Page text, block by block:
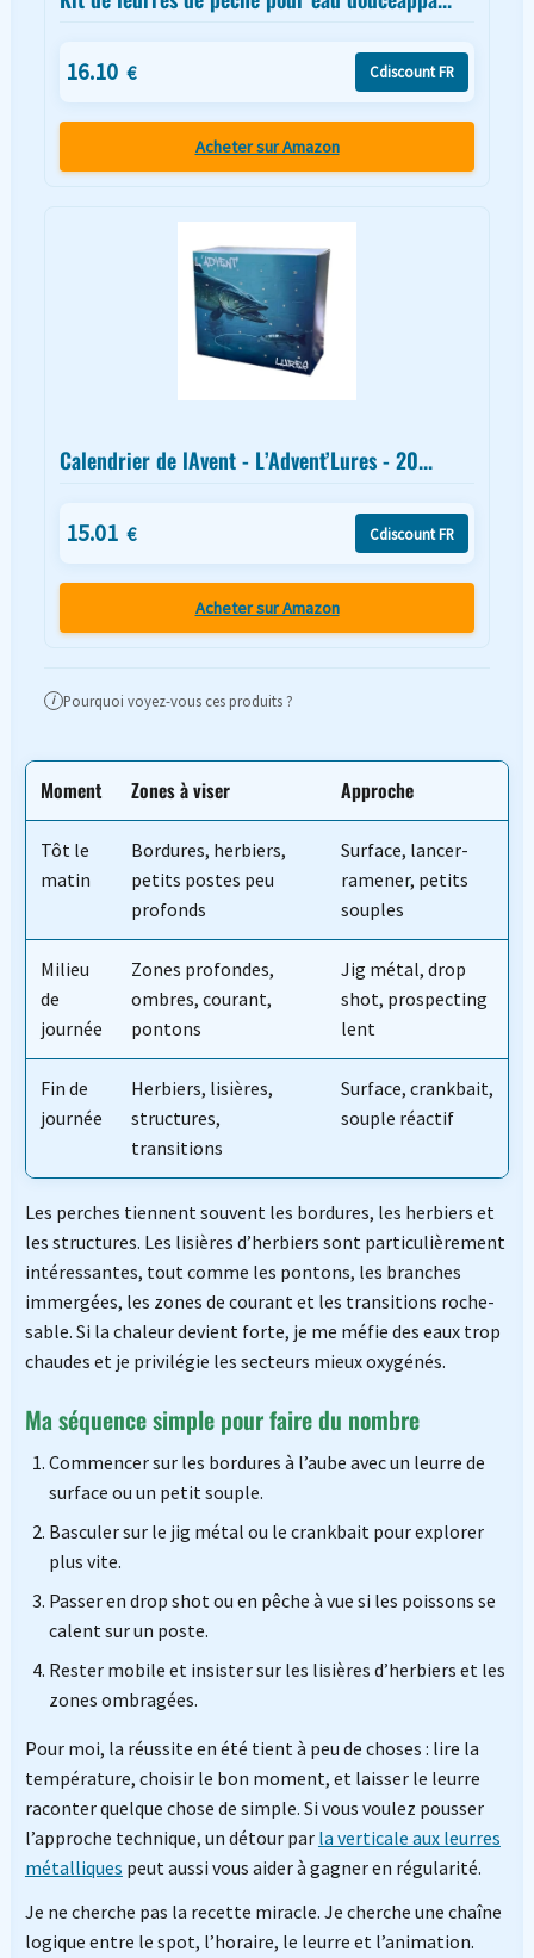
16.10 € Cdiscount FR
Acheter sur Amazon
Calendrier de lAvent - L’Advent’Lures - 20...
15.01 € Cdiscount FR
Acheter sur Amazon
i Pourquoi voyez-vous ces produits ?
Moment Zones à viser Approche
Tôt le
matin
Bordures, herbiers,
petits postes peu
profonds
Surface, lancer-
ramener, petits
souples
Milieu
de
journée
Zones profondes,
ombres, courant,
pontons
Jig métal, drop
shot, prospecting
lent
Fin de
journée
Herbiers, lisières,
structures,
transitions
Surface, crankbait,
souple réactif
Les perches tiennent souvent les bordures, les herbiers et
les structures. Les lisières d’herbiers sont particulièrement
intéressantes, tout comme les pontons, les branches
immergées, les zones de courant et les transitions roche-
sable. Si la chaleur devient forte, je me méfie des eaux trop
chaudes et je privilégie les secteurs mieux oxygénés.
Ma séquence simple pour faire du nombre
Commencer sur les bordures à l’aube avec un leurre de
surface ou un petit souple.
Basculer sur le jig métal ou le crankbait pour explorer
plus vite.
Passer en drop shot ou en pêche à vue si les poissons se
calent sur un poste.
Rester mobile et insister sur les lisières d’herbiers et les
zones ombragées.
Pour moi, la réussite en été tient à peu de choses : lire la
température, choisir le bon moment, et laisser le leurre
raconter quelque chose de simple. Si vous voulez pousser
l’approche technique, un détour par la verticale aux leurres
métalliques peut aussi vous aider à gagner en régularité.
Je ne cherche pas la recette miracle. Je cherche une chaîne
logique entre le spot, l’horaire, le leurre et l’animation.